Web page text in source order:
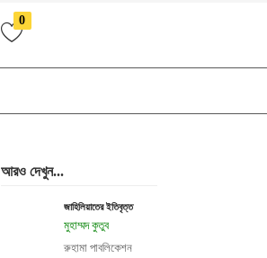
0
আরও দেখুন...
জাহিলিয়াতের ইতিবৃত্ত
মুহাম্মদ কুতুব
রুহামা পাবলিকেশন